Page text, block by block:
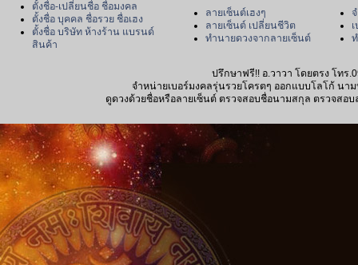
ตั้งชื่อ-เปลี่ยนชื่อ ชื่อมงคล
ตั้งชื่อ บุคคล ชื่อรวย ชื่อเฮง
ตั้งชื่อ บริษัท ห้างร้าน แบรนด์
สินค้า
ลายเซ็นต์เฮงๆ
ลายเซ็นต์ เปลี่ยนชีวิต
ทำนายดวงจากลายเซ็นต์
ปรึกษาฟรี!! อ.วาวา โดยตรง โทร
จำหน่ายเบอร์มงคลรุ่นรวยโครตๆ ออกแบบโลโก้ นา
ดูดวงด้วยชื่อหรือลายเซ็นต์ ตรวจสอบชื่อนามสกุล ตรวจสอ